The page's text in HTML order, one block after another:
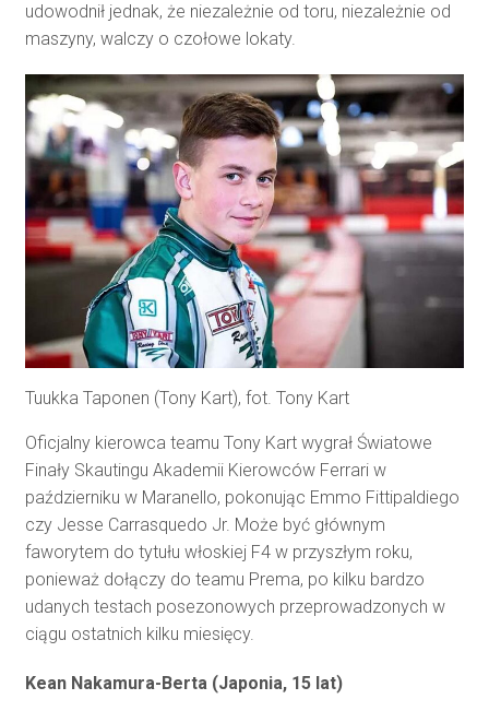
udowodnił jednak, że niezależnie od toru, niezależnie od
maszyny, walczy o czołowe lokaty.
Tuukka Taponen (Tony Kart), fot. Tony Kart
Oficjalny kierowca teamu Tony Kart wygrał Światowe
Finały Skautingu Akademii Kierowców Ferrari w
październiku w Maranello, pokonując Emmo Fittipaldiego
czy Jesse Carrasquedo Jr. Może być głównym
faworytem do tytułu włoskiej F4 w przyszłym roku,
ponieważ dołączy do teamu Prema, po kilku bardzo
udanych testach posezonowych przeprowadzonych w
ciągu ostatnich kilku miesięcy.
Kean Nakamura-Berta (Japonia, 15 lat)